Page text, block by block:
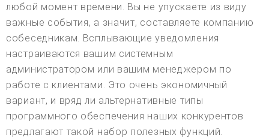
любой момент времени. Вы не упускаете из виду
важные события, а значит, составляете компанию
собеседникам. Всплывающие уведомления
настраиваются вашим системным
администратором или вашим менеджером по
работе с клиентами. Это очень экономичный
вариант, и вряд ли альтернативные типы
программного обеспечения наших конкурентов
предлагают такой набор полезных функций.